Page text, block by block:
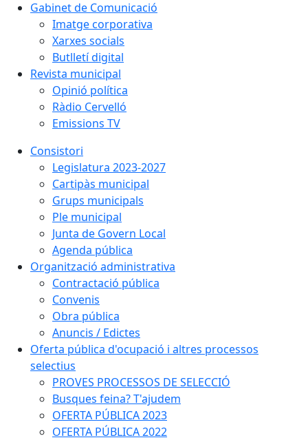
Gabinet de Comunicació
Imatge corporativa
Xarxes socials
Butlletí digital
Revista municipal
Opinió política
Ràdio Cervelló
Emissions TV
Consistori
Legislatura 2023-2027
Cartipàs municipal
Grups municipals
Ple municipal
Junta de Govern Local
Agenda pública
Organització administrativa
Contractació pública
Convenis
Obra pública
Anuncis / Edictes
Oferta pública d'ocupació i altres processos
selectius
PROVES PROCESSOS DE SELECCIÓ
Busques feina? T'ajudem
OFERTA PÚBLICA 2023
OFERTA PÚBLICA 2022